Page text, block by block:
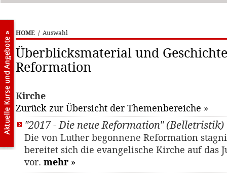
HOME / Auswahl
Überblicksmaterial und
Reformation
Kirche
Zurück zur Übersicht der Themenbereiche »
"2017 - Die neue Reformation" (Belletristik)
Die von Luther begonnene Reformation
bereitet sich die evangelische Kirche auf das
vor. mehr »